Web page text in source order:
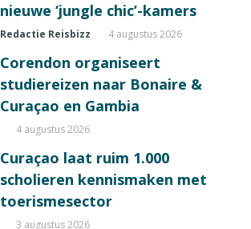
nieuwe ‘jungle chic’-kamers
Redactie Reisbizz 4 augustus 2026
Corendon organiseert
studiereizen naar Bonaire &
Curaçao en Gambia
4 augustus 2026
Curaçao laat ruim 1.000
scholieren kennismaken met
toerismesector
3 augustus 2026